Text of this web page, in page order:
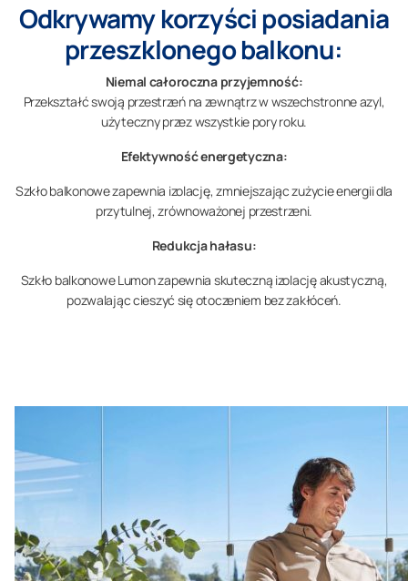
Odkrywamy korzyści posiadania
przeszklonego balkonu:
Niemal całoroczna przyjemność:
Przekształć swoją przestrzeń na zewnątrz w wszechstronne azyl,
użyteczny przez wszystkie pory roku.
Efektywność energetyczna:
Szkło balkonowe zapewnia izolację, zmniejszając zużycie energii dla
przytulnej, zrównoważonej przestrzeni.
Redukcja hałasu:
Szkło balkonowe Lumon zapewnia skuteczną izolację akustyczną,
pozwalając cieszyć się otoczeniem bez zakłóceń.